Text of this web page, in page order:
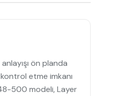
ön planda
etme imkanı
500 modeli, Layer